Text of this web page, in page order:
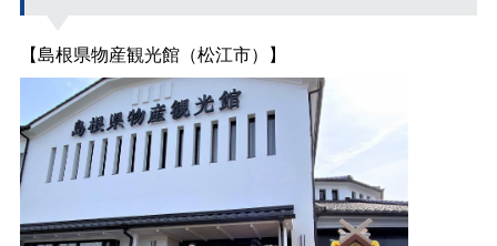
【島根県物産観光館（松江市）】